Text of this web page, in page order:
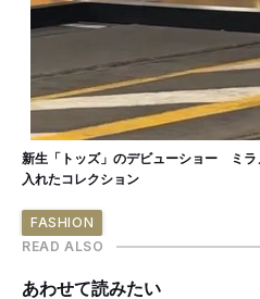
新生「トッズ」のデビューショー ミラ
入れたコレクション
FASHION
READ ALSO
あわせて読みたい